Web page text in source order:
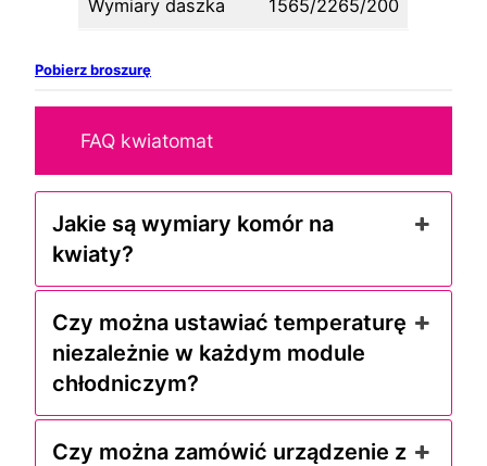
Wymiary daszka 1565/2265/200
Pobierz broszurę
FAQ kwiatomat
Jakie są wymiary komór na
kwiaty?
Czy można ustawiać temperaturę
niezależnie w każdym module
chłodniczym?
Czy można zamówić urządzenie z